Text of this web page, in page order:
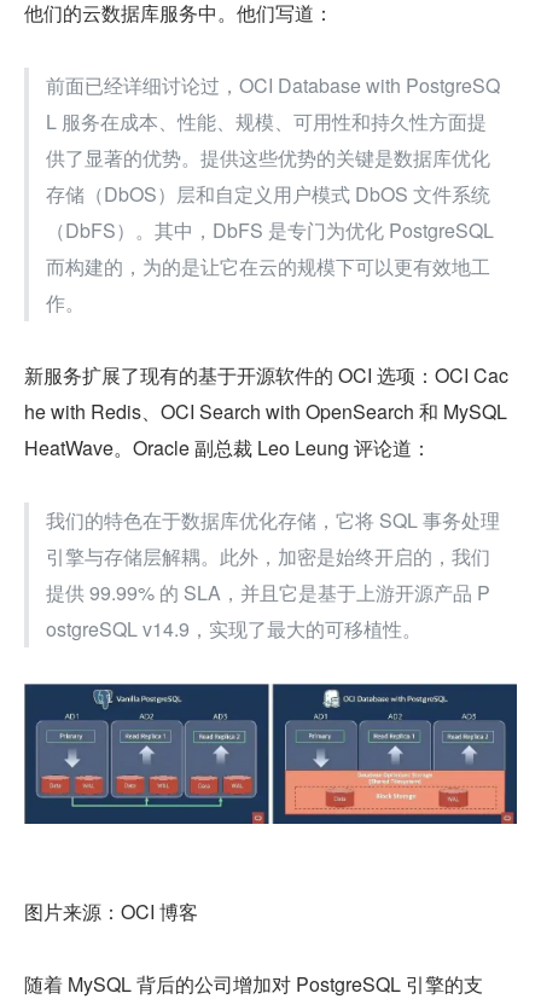
他们的云数据库服务中。他们写道：
前面已经详细讨论过，OCI Database with PostgreSQ
L 服务在成本、性能、规模、可用性和持久性方面提
供了显著的优势。提供这些优势的关键是数据库优化
存储（DbOS）层和自定义用户模式 DbOS 文件系统
（DbFS）。其中，DbFS 是专门为优化 PostgreSQL
而构建的，为的是让它在云的规模下可以更有效地工
作。
新服务扩展了现有的基于开源软件的 OCI 选项：OCI Cac
he with Redis、OCI Search with OpenSearch 和 MySQL
HeatWave。Oracle 副总裁 Leo Leung 评论道：
我们的特色在于数据库优化存储，它将 SQL 事务处理
引擎与存储层解耦。此外，加密是始终开启的，我们
提供 99.99% 的 SLA，并且它是基于上游开源产品 P
ostgreSQL v14.9，实现了最大的可移植性。
图片来源：OCI 博客
随着 MySQL 背后的公司增加对 PostgreSQL 引擎的支